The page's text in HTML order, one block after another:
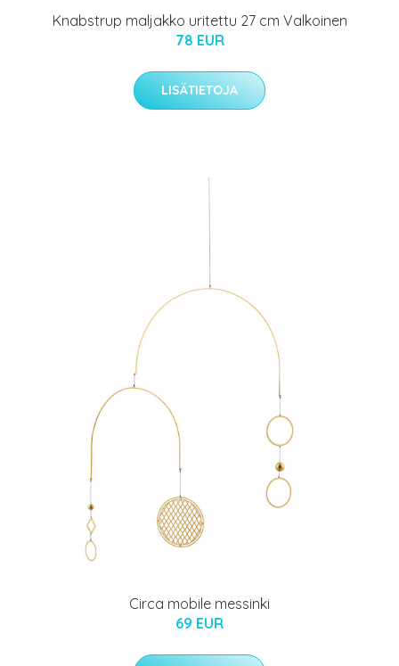
Knabstrup maljakko uritettu 27 cm Valkoinen
78 EUR
LISÄTIETOJA
Circa mobile messinki
69 EUR